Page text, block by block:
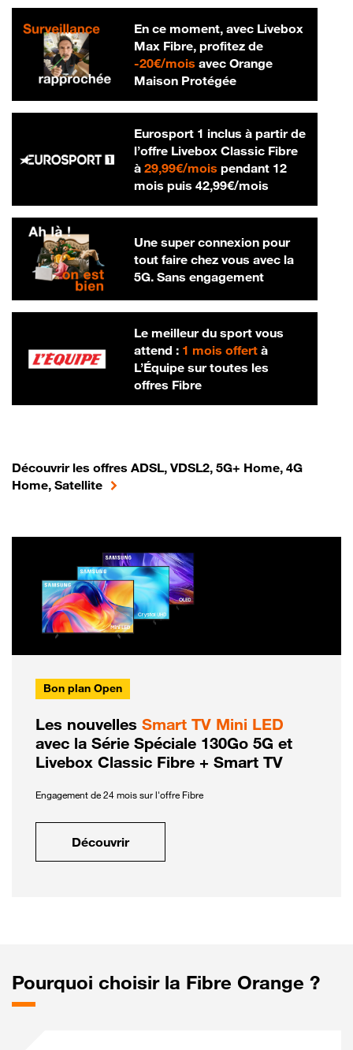
En ce moment, avec Livebox
Max Fibre, profitez de
-20€/mois20 € par mois
avec Orange
Maison Protégée
Eurosport 1 inclus à partir de
l’offre Livebox Classic Fibre
à 29,99€/mois29,99 € par mois
pendant 12
mois puis 42,99€/mois42,99 € par
Une super connexion pour
tout faire chez vous avec la
5G. Sans engagement
Le meilleur du sport vous
attend : 1 mois offertà
L’Équipe sur toutes les
offres Fibre
Découvrir les offres ADSL, VDSL2, 5G+ Home, 4G
Home, Satellite
Bon plan Open
Les nouvelles Smart TV Mini LED
avec la Série Spéciale 130Go 5G et
Livebox Classic Fibre + Smart TV
Engagement de 24 mois sur l'offre Fibre
Découvrir
Pourquoi choisir la Fibre Orange ?